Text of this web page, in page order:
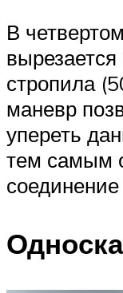
В
стропила
маневр
упереть
тем самым